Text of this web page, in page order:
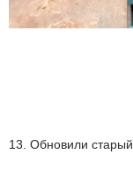
13. Обновили